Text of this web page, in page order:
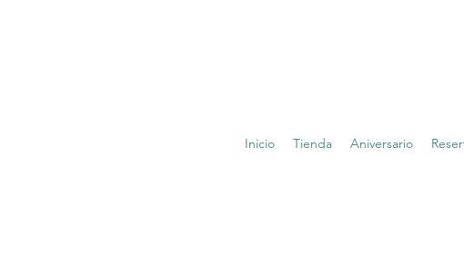
Inicio Tienda Aniversario